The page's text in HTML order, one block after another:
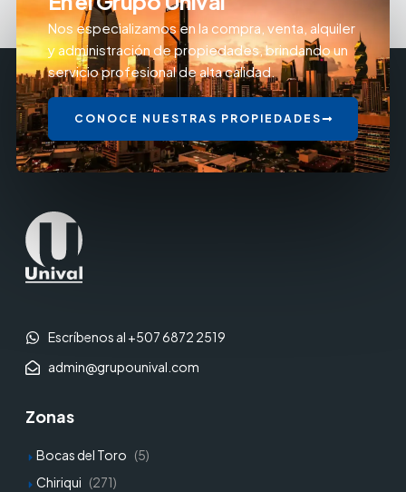
Nos especializamos en la compra, venta, alquiler
y administración de propiedades, brindando un
servicio profesional de alta calidad.
CONOCE NUESTRAS PROPIEDADES
Escríbenos al +507 6872 2519
admin@grupounival.com
Zonas
Bocas del Toro (5)
Chiriqui (271)